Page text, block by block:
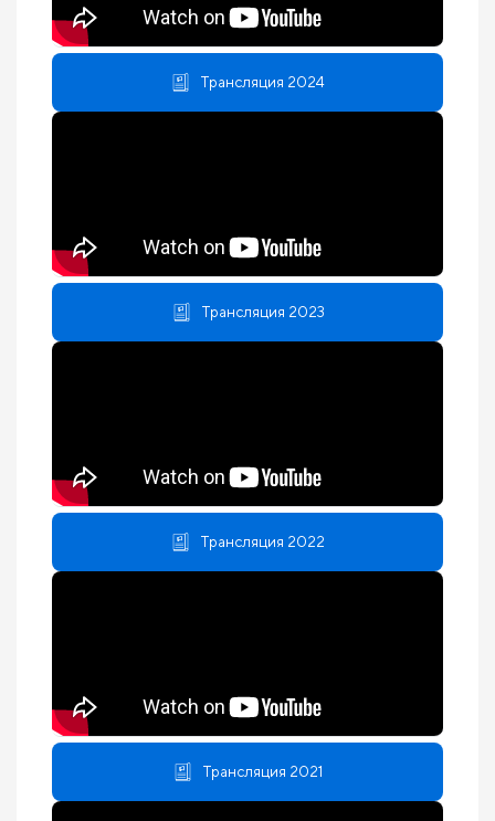
Трансляция 2024
Трансляция 2023
Трансляция 2022
Трансляция 2021